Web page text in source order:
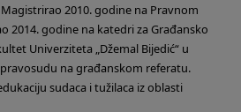
2010. godine na Pravnom
2014. godine na katedri za Građansko
Univerziteta „Džemal Bijedić“ u
na građanskom referatu.
sudaca i tužilaca iz oblasti